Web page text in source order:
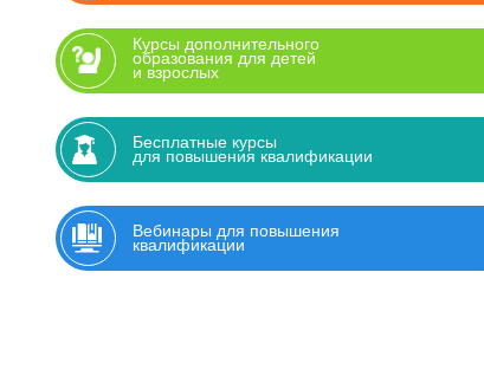
Курсы дополнительного
образования для детей
и взрослых
Бесплатные курсы
для повышения квалификации
Вебинары для повышения
квалификации